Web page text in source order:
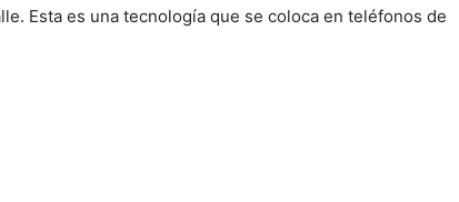
Esta es una tecnología que se coloca en teléfonos de